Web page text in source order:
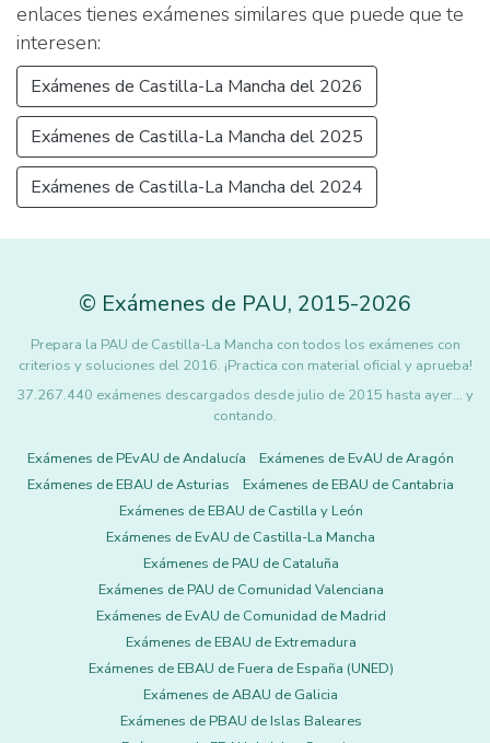
enlaces tienes exámenes similares que puede que te
interesen:
Exámenes de Castilla-La Mancha del 2026
Exámenes de Castilla-La Mancha del 2025
Exámenes de Castilla-La Mancha del 2024
© Exámenes de PAU, 2015-2026
Prepara la PAU de Castilla-La Mancha con todos los exámenes con
criterios y soluciones del 2016. ¡Practica con material oficial y aprueba!
37.267.440 exámenes descargados desde julio de 2015 hasta ayer... y
contando.
Exámenes de PEvAU de Andalucía
Exámenes de EvAU de Aragón
Exámenes de EBAU de Asturias
Exámenes de EBAU de Cantabria
Exámenes de EBAU de Castilla y León
Exámenes de EvAU de Castilla-La Mancha
Exámenes de PAU de Cataluña
Exámenes de PAU de Comunidad Valenciana
Exámenes de EvAU de Comunidad de Madrid
Exámenes de EBAU de Extremadura
Exámenes de EBAU de Fuera de España (UNED)
Exámenes de ABAU de Galicia
Exámenes de PBAU de Islas Baleares